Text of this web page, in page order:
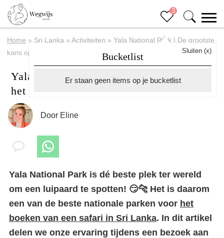
3
Bucketlist
Sluiten (x)
Er staan geen items op je bucketlist
Home » Sri Lanka » Activiteiten » Yala National Park | De grootste
kans op het zien van een luipaard
Yala National Park | De grootste kans op
het zien van een luipaard
Door Eline
Yala National Park is dé beste plek ter wereld
om een luipaard te spotten! 😏🐆 Het is daarom
een van de beste nationale parken voor het
boeken van een safari in Sri Lanka. In dit artikel
delen we onze ervaring tijdens een bezoek aan